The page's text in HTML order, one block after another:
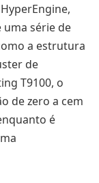
uma série de
a estrutura
de
T9100, o
de zero a cem
é